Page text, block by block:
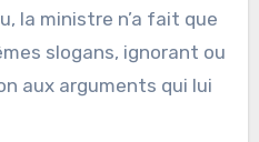
la ministre n’a fait que
slogans, ignorant ou
aux arguments qui lui